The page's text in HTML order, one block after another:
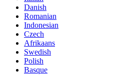
Danish
Romanian
Indonesian
Czech
Afrikaans
Swedish
Polish
Basque